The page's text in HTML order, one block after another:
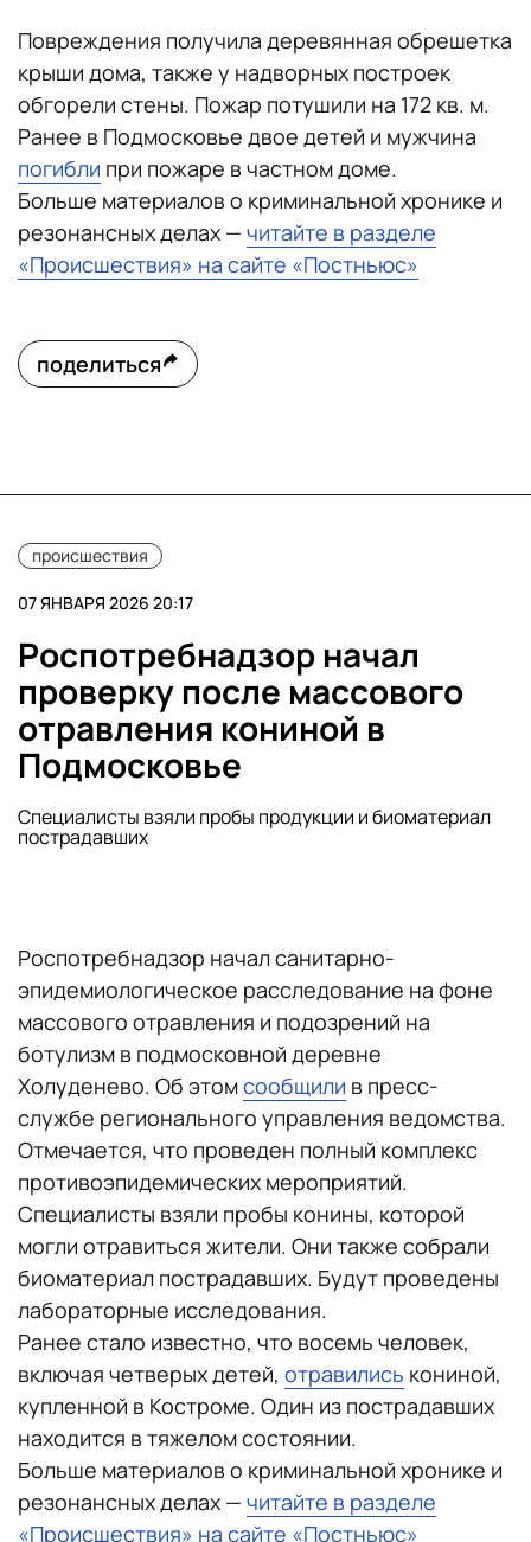
Повреждения получила деревянная обрешетка
крыши дома, также у надворных построек
обгорели стены. Пожар потушили на 172 кв. м.
Ранее в Подмосковье двое детей и мужчина
погибли при пожаре в частном доме.
Больше материалов о криминальной хронике и
резонансных делах — читайте в разделе
«Происшествия» на сайте «Постньюс»
поделиться
происшествия
07 ЯНВАРЯ 2026 20:17
Роспотребнадзор начал
проверку после массового
отравления кониной в
Подмосковье
Специалисты взяли пробы продукции и биоматериал
пострадавших
Роспотребнадзор начал санитарно-
эпидемиологическое расследование на фоне
массового отравления и подозрений на
ботулизм в подмосковной деревне
Холуденево. Об этомсообщили в пресс-
службе регионального управления ведомства.
Отмечается, что проведен полный комплекс
противоэпидемических мероприятий.
Специалисты взяли пробы конины, которой
могли отравиться жители. Они также собрали
биоматериал пострадавших. Будут проведены
лабораторные исследования.
Ранее стало известно, что восемь человек,
включая четверых детей, отравились кониной,
купленной в Костроме. Один из пострадавших
находится в тяжелом состоянии.
Больше материалов о криминальной хронике и
резонансных делах — читайте в разделе
«Происшествия» на сайте «Постньюс»